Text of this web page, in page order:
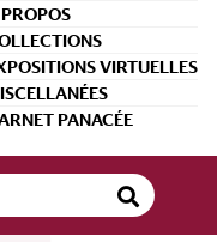
VIRTUELLES
PANACÉE